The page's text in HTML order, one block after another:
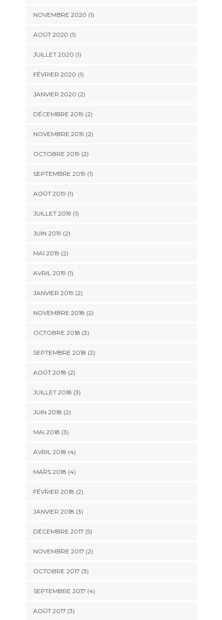
NOVEMBRE 2020 (1)
AOÛT 2020 (1)
JUILLET 2020 (1)
FÉVRIER 2020 (1)
JANVIER 2020 (2)
DÉCEMBRE 2019 (2)
NOVEMBRE 2019 (2)
OCTOBRE 2019 (2)
SEPTEMBRE 2019 (1)
AOÛT 2019 (1)
JUILLET 2019 (1)
JUIN 2019 (2)
MAI 2019 (2)
AVRIL 2019 (1)
JANVIER 2019 (2)
NOVEMBRE 2018 (2)
OCTOBRE 2018 (3)
SEPTEMBRE 2018 (2)
AOÛT 2018 (2)
JUILLET 2018 (3)
JUIN 2018 (2)
MAI 2018 (3)
AVRIL 2018 (4)
MARS 2018 (4)
FÉVRIER 2018 (2)
JANVIER 2018 (3)
DÉCEMBRE 2017 (5)
NOVEMBRE 2017 (2)
OCTOBRE 2017 (3)
SEPTEMBRE 2017 (4)
AOÛT 2017 (3)